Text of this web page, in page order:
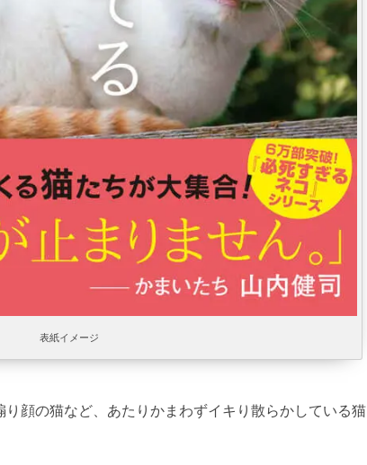
表紙イメージ
り顔の猫など、あたりかまわずイキり散らかしている猫